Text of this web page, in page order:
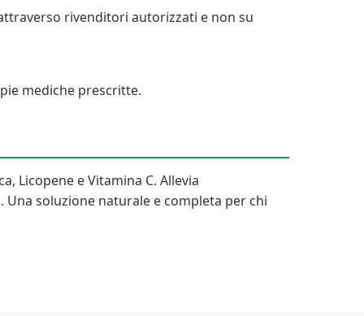
rivenditori autorizzati e non su
mediche prescritte.
Licopene e Vitamina C. Allevia
soluzione naturale e completa per chi